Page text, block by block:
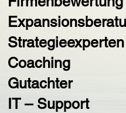
Strategieexperten
Coaching
Gutachter
IT – Support